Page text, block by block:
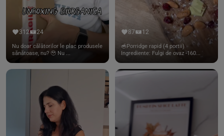
312 24
Nu doar călătorilor le plac produsele
sănătoase, nu? 🥹 Nu ...
87 12
🥣Porridge rapid (4 portii)
Ingrediente: Fulgi de ovaz -160...